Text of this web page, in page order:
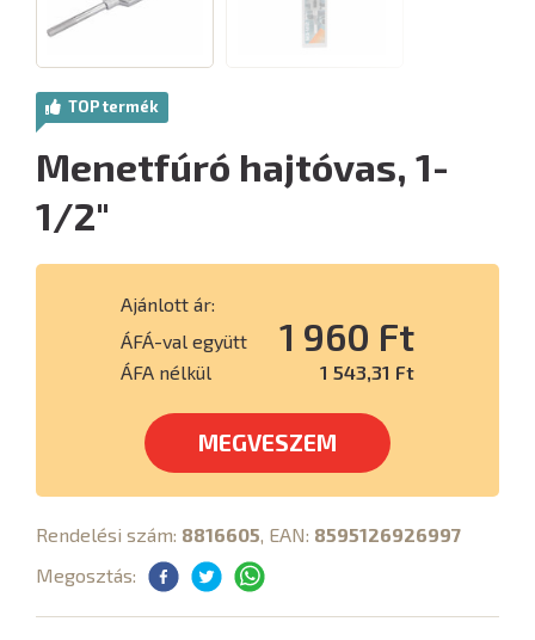
TOP termék
Menetfúró hajtóvas, 1-
1/2"
Ajánlott ár:
ÁFÁ-val együtt
1 960 Ft
ÁFA nélkül 1 543,31 Ft
MEGVESZEM
Rendelési szám: 8816605 , EAN: 8595126926997
Megosztás: